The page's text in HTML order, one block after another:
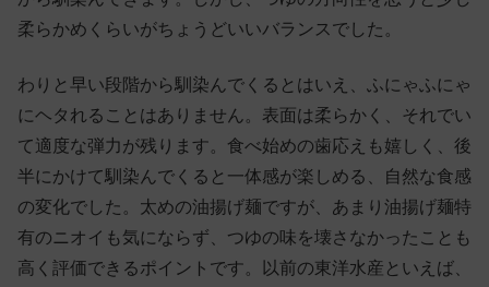
柔らかめくらいがちょうどいいバランスでした。
わりと早い段階から馴染んでくるとはいえ、ふにゃふにゃ
にヘタれることはありません。表面は柔らかく、それでい
て適度な弾力が残ります。食べ始めの歯応えも嬉しく、後
半にかけて馴染んでくると一体感が楽しめる、自然な食感
の変化でした。太めの油揚げ麺ですが、あまり油揚げ麺特
有のニオイも気にならず、つゆの味を壊さなかったことも
高く評価できるポイントです。以前の東洋水産といえば、